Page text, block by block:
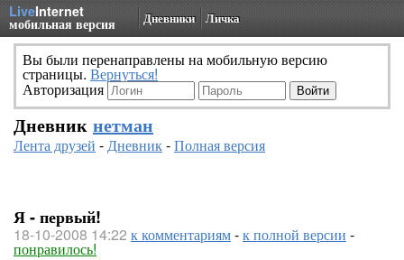
LiveInternet
мобильная версия Дневники Личка
Вы были перенаправлены на мобильную версию
страницы. Вернуться!
Авторизация
Дневник нетман
Лента друзей -Дневник-Полная версия
Я - первый!
18-10-2008 14:22 к комментариям-к полной версии -
понравилось!